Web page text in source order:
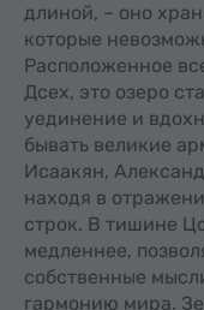
длиной, – оно
которые
Расположенное
Дсех, это озеро
уединение и
бывать великие
Исаакян,
находя в
строк. В тишине
медленнее,
собственные
гармонию мира.